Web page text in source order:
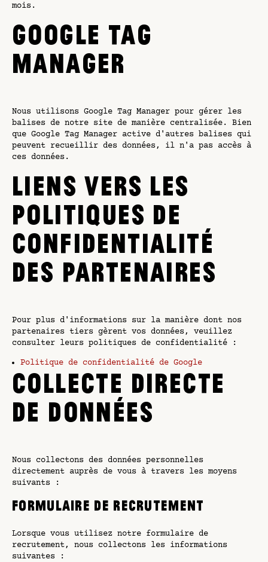
mois.
GOOGLE TAG
MANAGER
Nous utilisons Google Tag Manager pour gérer les
balises de notre site de manière centralisée. Bien
que Google Tag Manager active d'autres balises qui
peuvent recueillir des données, il n'a pas accès à
ces données.
LIENS VERS LES
POLITIQUES DE
CONFIDENTIALITÉ
DES PARTENAIRES
Pour plus d'informations sur la manière dont nos
partenaires tiers gèrent vos données, veuillez
consulter leurs politiques de confidentialité :
Politique de confidentialité de Google
COLLECTE DIRECTE
DE DONNÉES
Nous collectons des données personnelles
directement auprès de vous à travers les moyens
suivants :
Formulaire de Recrutement
Lorsque vous utilisez notre formulaire de
recrutement, nous collectons les informations
suivantes :